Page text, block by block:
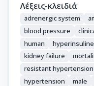
Λέξεις-κλειδιά
adrenergic system
blood pressure
human
kidney failure
resistant hypertension
hypertension
male